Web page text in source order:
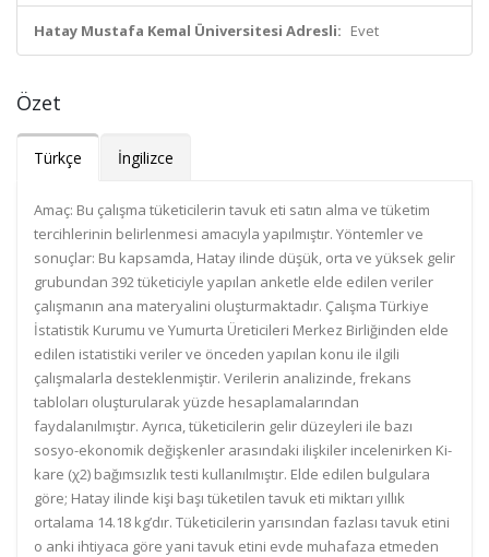
Hatay Mustafa Kemal Üniversitesi Adresli: Evet
Özet
Türkçe İngilizce
Amaç: Bu çalışma tüketicilerin tavuk eti satın alma ve tüketim
tercihlerinin belirlenmesi amacıyla yapılmıştır. Yöntemler ve
sonuçlar: Bu kapsamda, Hatay ilinde düşük, orta ve yüksek gelir
grubundan 392 tüketiciyle yapılan anketle elde edilen veriler
çalışmanın ana materyalini oluşturmaktadır. Çalışma Türkiye
İstatistik Kurumu ve Yumurta Üreticileri Merkez Birliğinden elde
edilen istatistiki veriler ve önceden yapılan konu ile ilgili
çalışmalarla desteklenmiştir. Verilerin analizinde, frekans
tabloları oluşturularak yüzde hesaplamalarından
faydalanılmıştır. Ayrıca, tüketicilerin gelir düzeyleri ile bazı
sosyo-ekonomik değişkenler arasındaki ilişkiler incelenirken Ki-
kare (χ2) bağımsızlık testi kullanılmıştır. Elde edilen bulgulara
göre; Hatay ilinde kişi başı tüketilen tavuk eti miktarı yıllık
ortalama 14.18 kg’dır. Tüketicilerin yarısından fazlası tavuk etini
o anki ihtiyaca göre yani tavuk etini evde muhafaza etmeden